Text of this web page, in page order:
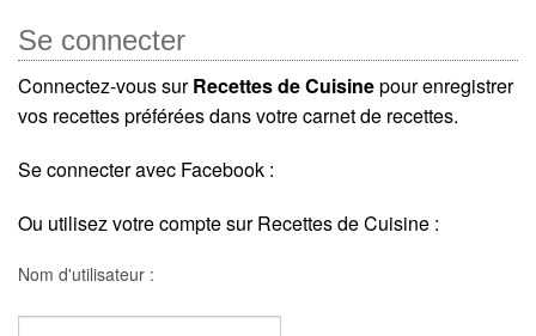
Se connecter
Connectez-vous surRecettes de Cuisinepour enregistrer
vos recettes préférées dans votre carnet de recettes.
Se connecter avec Facebook :
Ou utilisez votre compte sur Recettes de Cuisine :
Nom d'utilisateur :